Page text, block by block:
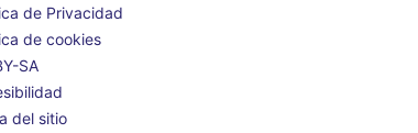
de Privacidad
de cookies
SA
del sitio